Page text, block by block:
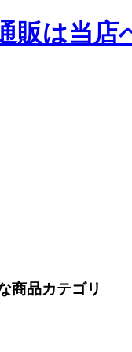
販は当店
商品カテゴリ